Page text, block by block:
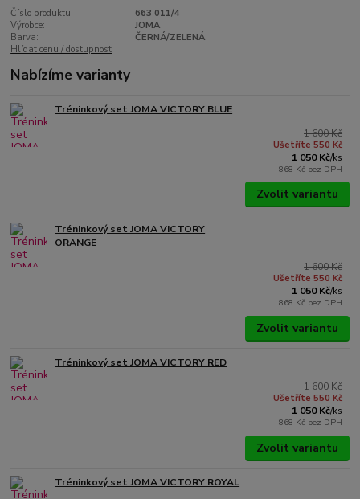
Číslo produktu:
663 011/4
Výrobce:
JOMA
Barva:
ČERNÁ/ZELENÁ
Hlídat cenu / dostupnost
Nabízíme varianty
Tréninkový set JOMA VICTORY BLUE
1 600 Kč
Ušetříte 550 Kč
1 050 Kč/ks
868 Kč bez DPH
Zvolit variantu
Tréninkový set JOMA VICTORY
ORANGE
1 600 Kč
Ušetříte 550 Kč
1 050 Kč/ks
868 Kč bez DPH
Zvolit variantu
Tréninkový set JOMA VICTORY RED
1 600 Kč
Ušetříte 550 Kč
1 050 Kč/ks
868 Kč bez DPH
Zvolit variantu
Tréninkový set JOMA VICTORY ROYAL